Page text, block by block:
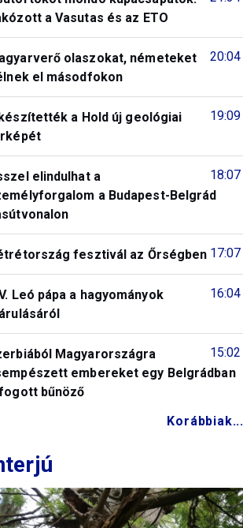
a Vasutas és az ETO
20:04
olaszokat, németeket
el másodfokon
19:09
a Hold új geológiai
18:07
elindulhat a
a Budapest-Belgrád
17:07
fesztivál az Őrségben
16:04
Leó pápa a hagyományok
15:02
Magyarországra
embereket egy Belgrádban
bűnöző
Korábbiak...